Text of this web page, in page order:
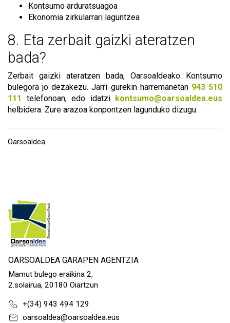
Kontsumo arduratsuagoa
Ekonomia zirkularrari laguntzea
8. Eta zerbait gaizki ateratzen
bada?
Zerbait gaizki ateratzen bada, Oarsoaldeako Kontsumo
bulegora jo dezakezu. Jarri gurekin harremanetan 943 510
111
telefonoan, edo idatzi kontsumo@oarsoaldea.eus
helbidera. Zure arazoa konpontzen lagunduko dizugu.
Oarsoaldea
OARSOALDEA GARAPEN AGENTZIA
Mamut bulego eraikina 2,
2.solairua, 20180 Oiartzun
+(34) 943 494 129
oarsoaldea@oarsoaldea.eus